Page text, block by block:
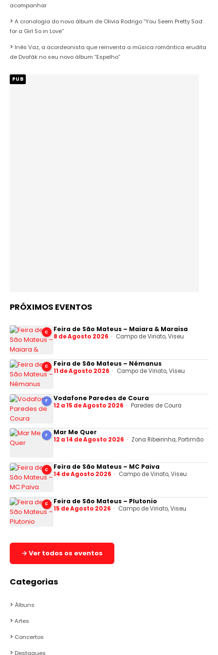
acompanhar
A cronologia do novo álbum de Olivia Rodrigo “You Seem Pretty Sad
for a Girl So in Love”
Inês Vaz, a acordeonista que reinventa a música romântica erudita
de Dvořák no seu novo álbum “Espelho”
PUB
PRÓXIMOS EVENTOS
C Feira de São Mateus – Maiara & Maraisa
8 de Agosto 2026 Campo de Viriato, Viseu
C Feira de São Mateus – Némanus
11 de Agosto 2026 Campo de Viriato, Viseu
F Vodafone Paredes de Coura
12 a 15 de Agosto 2026 Paredes de Coura
F Mar Me Quer
12 a 14 de Agosto 2026 Zona Ribeirinha, Portimão
C Feira de São Mateus – MC Paiva
14 de Agosto 2026 Campo de Viriato, Viseu
C Feira de São Mateus – Plutonio
15 de Agosto 2026 Campo de Viriato, Viseu
→ Ver todos os eventos
Categorias
Álbuns
Artes
Concertos
Destaques